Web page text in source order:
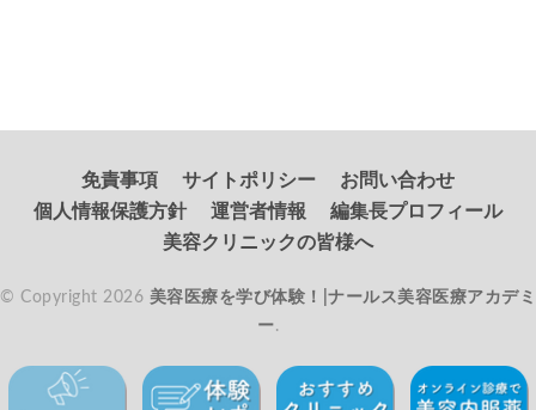
免責事項 サイトポリシー
お問い合わせ
個人情報保護方針
運営者情報
編集長プロフィール
美容クリニックの皆様へ
© Copyright 2026 美容医療を学び体験！|ナールス美容医療アカデミ
ー.